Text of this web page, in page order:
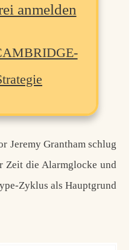
anmelden
Jeremy Grantham schlug
Zeit die Alarmglocke und
Zyklus als Hauptgrund